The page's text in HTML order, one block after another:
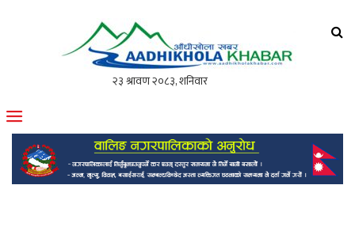
मोफसलकै लोकप्रिय अनलाइन पत्रिका